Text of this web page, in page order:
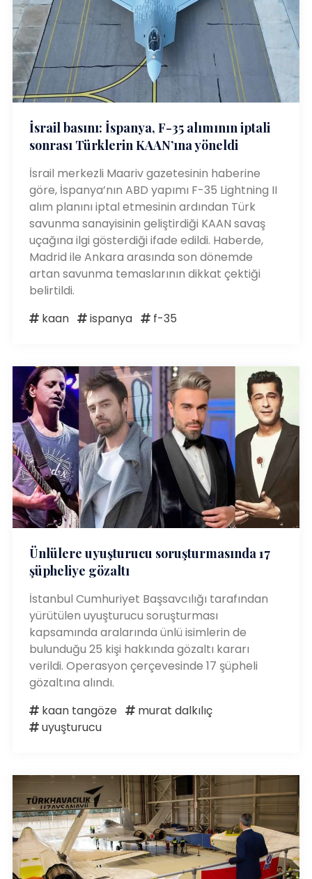
İsrail basını: İspanya, F-35 alımının iptali
sonrası Türklerin KAAN’ına yöneldi
İsrail merkezli Maariv gazetesinin haberine
göre, İspanya’nın ABD yapımı F-35 Lightning II
alım planını iptal etmesinin ardından Türk
savunma sanayisinin geliştirdiği KAAN savaş
uçağına ilgi gösterdiği ifade edildi. Haberde,
Madrid ile Ankara arasında son dönemde
artan savunma temaslarının dikkat çektiği
belirtildi.
kaan
ispanya f-35
Ünlülere uyuşturucu soruşturmasında 17
şüpheliye gözaltı
İstanbul Cumhuriyet Başsavcılığı tarafından
yürütülen uyuşturucu soruşturması
kapsamında aralarında ünlü isimlerin de
bulunduğu 25 kişi hakkında gözaltı kararı
verildi. Operasyon çerçevesinde 17 şüpheli
gözaltına alındı.
kaan tangöze
murat dalkılıç
uyuşturucu